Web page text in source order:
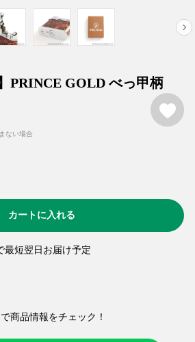
PRINCE GOLD べっ甲柄
ない場合
最短翌日お届け予定
カートに入れる
商品情報をチェック！​